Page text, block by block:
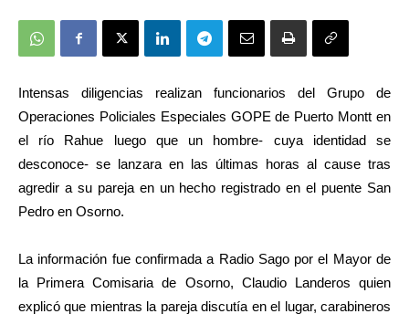
Intensas diligencias realizan funcionarios del Grupo de
Operaciones Policiales Especiales GOPE de Puerto Montt en
el río Rahue luego que un hombre- cuya identidad se
desconoce- se lanzara en las últimas horas al cause tras
agredir a su pareja en un hecho registrado en el puente San
Pedro en Osorno.
La información fue confirmada a Radio Sago por el Mayor de
la Primera Comisaria de Osorno, Claudio Landeros quien
explicó que mientras la pareja discutía en el lugar, carabineros